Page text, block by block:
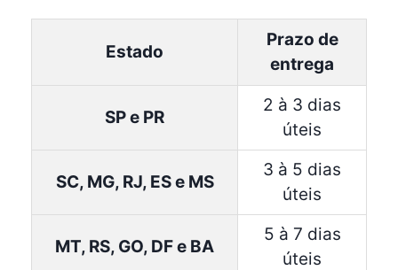
Estado
Prazo de
entrega
SP e PR
2 à 3 dias
úteis
SC, MG, RJ, ES e MS
3 à 5 dias
úteis
MT, RS, GO, DF e BA
5 à 7 dias
úteis